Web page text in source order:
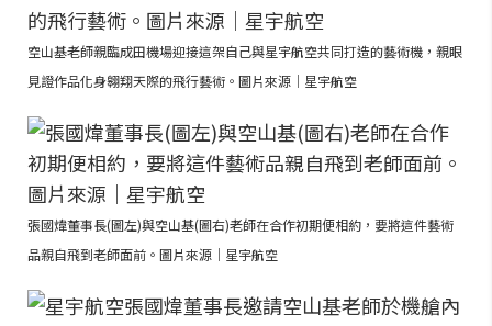
空山基老師親臨成田機場迎接這架自己與星宇航空共同打造的藝術機，親眼
見證作品化身翱翔天際的飛行藝術。圖片來源｜星宇航空
張國煒董事長(圖左)與空山基(圖右)老師在合作初期便相約，要將這件藝術
品親自飛到老師面前。圖片來源｜星宇航空